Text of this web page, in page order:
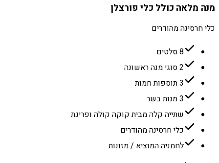
מנה מלאה כולל כלי פורצלן
כלי חרסינה מהודרים
8 סלטים
2 סוגי מנה ראשונה
3 תוספות חמות
3 מנות בשר
שתייה קלה מבית קוקה קולה ופריגת
כלי חרסינה מהודרים
לחמניה המוציא / מזונות